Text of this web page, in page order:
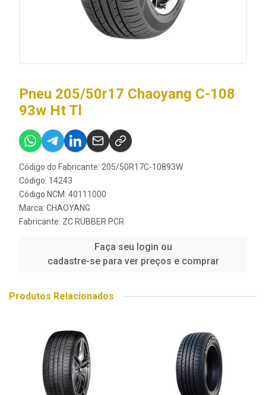
Pneu 205/50r17 Chaoyang C-108
93w Ht Tl
Código do Fabricante: 205/50R17C-10893W
Código: 14243
Código NCM: 40111000
Marca: CHAOYANG
Fabricante: ZC RUBBER PCR
Faça seu login ou
cadastre-se para ver preços e comprar
Produtos Relacionados